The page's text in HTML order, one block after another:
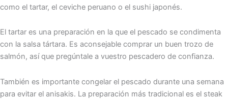
como el tartar, el ceviche peruano o el sushi japonés.
El tartar es una preparación en la que el pescado se condimenta
con la salsa tártara. Es aconsejable comprar un buen trozo de
salmón, así que pregúntale a vuestro pescadero de confianza.
También es importante congelar el pescado durante una semana
para evitar el anisakis. La preparación más tradicional es el steak